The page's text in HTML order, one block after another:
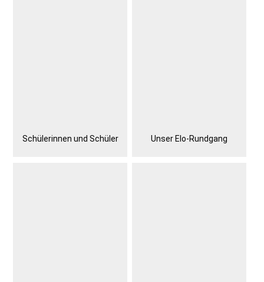
Schülerinnen und Schüler Unser Elo-Rundgang